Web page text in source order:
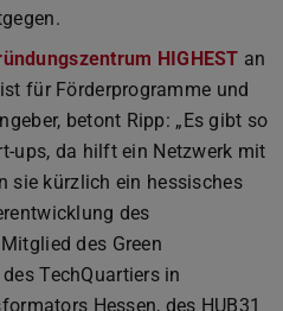
HIGHEST an
für Förderprogramme und
betont Ripp: „Es gibt so
ups, da hilft ein Netzwerk mit
sie kürzlich ein hessisches
des
des Green
TechQuartiers in
Hessen, des HUB31